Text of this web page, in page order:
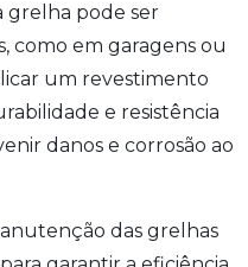
grelha pode ser
como em garagens ou
um revestimento
e resistência
danos e corrosão ao
das grelhas